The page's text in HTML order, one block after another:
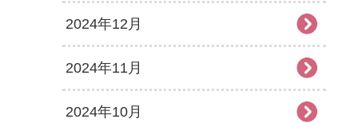
2024年12月
2024年11月
2024年10月